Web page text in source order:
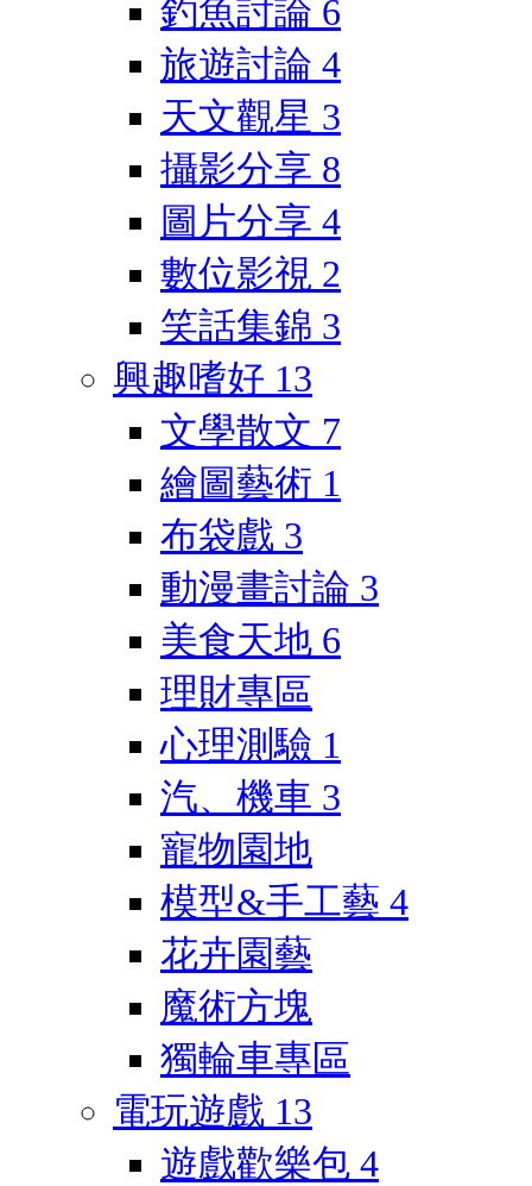
釣魚討論 6
旅遊討論 4
天文觀星 3
攝影分享 8
圖片分享 4
數位影視 2
笑話集錦 3
興趣嗜好 13
文學散文 7
繪圖藝術 1
布袋戲 3
動漫畫討論 3
美食天地 6
理財專區
心理測驗 1
汽、機車 3
寵物園地
模型&手工藝 4
花卉園藝
魔術方塊
獨輪車專區
電玩遊戲 13
遊戲歡樂包 4